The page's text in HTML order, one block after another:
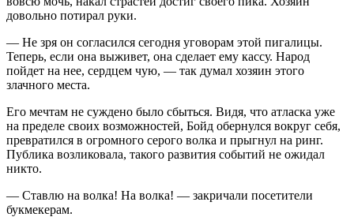
довольно потирал руки.
— Не зря он согласился сегодня уговорам этой пигалицы.
Теперь, если она выживет, она сделает ему кассу. Народ
пойдет на нее, сердцем чую, — так думал хозяин этого
злачного места.
Его мечтам не суждено было сбыться. Видя, что атласка уже
на пределе своих возможностей, Бойд обернулся вокруг себя,
превратился в огромного серого волка и прыгнул на ринг.
Публика возликовала, такого развития событий не ожидал
никто.
— Ставлю на волка! На волка! — закричали посетители
букмекерам.